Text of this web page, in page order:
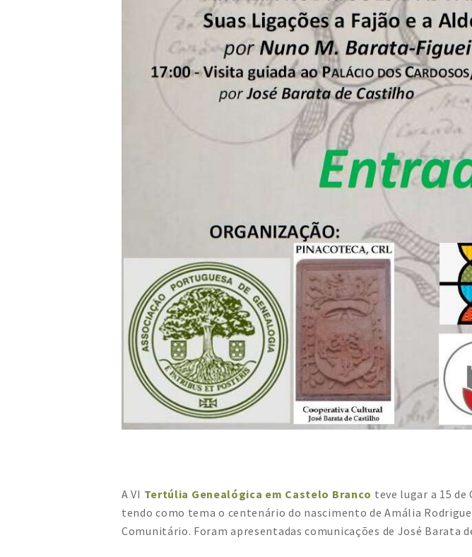
A VI Tertúlia Genealógica em Castelo Branco teve lugar a 15 de
tendo como tema o centenário do nascimento de Amália
Comunitário. Foram apresentadas comunicações de José Barata